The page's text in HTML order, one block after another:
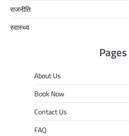
राजनीति
स्वास्थ्य
Pages
About Us
Book Now
Contact Us
FAQ